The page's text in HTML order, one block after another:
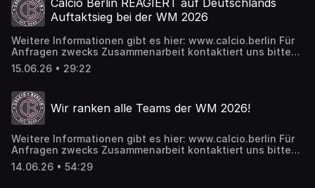
sofort auch bei Patreon:
https://www.patreon.com/calcioberlin Twitch:
https://tinyurl.com/calcioberlinspotify Insta:
https://www.instagram.com/calcioberlin TikTok:
https://www.tiktok.com/@calcioberlinofficial Danke an
Calcio Berlin REAGIERT auf Deutschlands
Auftaktsieg bei der WM 2026
Weitere Informationen gibt es hier: www.calcio.berlin Für
Anfragen zwecks Zusammenarbeit kontaktiert uns bitte
hier: business@calcio.berlin Wir freuen uns über alle, die
uns supporten wollen und das geht ab sofort auch bei
https://www.twitch.tv/calcioberlin Spotify:
https://tinyurl.com/calcioberlinspotify Insta:
https://www.instagram.com/calcioberlin TikTok:
15.06.26 • 29:22
Wir ranken alle Teams der WM 2026!
Weitere Informationen gibt es hier: www.calcio.berlin Für
Anfragen zwecks Zusammenarbeit kontaktiert uns bitte
hier: business@calcio.berlin Wir freuen uns über alle, die
uns supporten wollen und das geht ab sofort auch bei
14.06.26 • 54:29